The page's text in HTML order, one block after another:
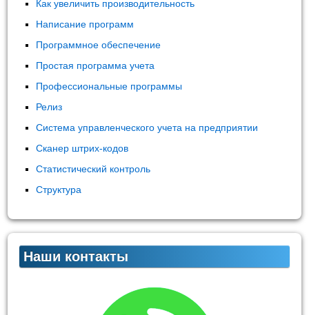
Как увеличить производительность
Написание программ
Программное обеспечение
Простая программа учета
Профессиональные программы
Релиз
Система управленческого учета на предприятии
Сканер штрих-кодов
Статистический контроль
Структура
Наши контакты